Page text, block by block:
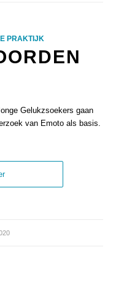
PRAKTIJK
Gelukzsoekers gaan
van Emoto als basis.